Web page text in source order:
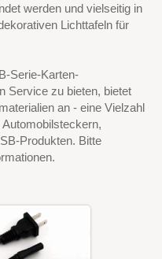
werden und vielseitig in
Lichttafeln für
Serie-Karten-
Service zu bieten, bietet
an - eine Vielzahl
Produkten. Bitte